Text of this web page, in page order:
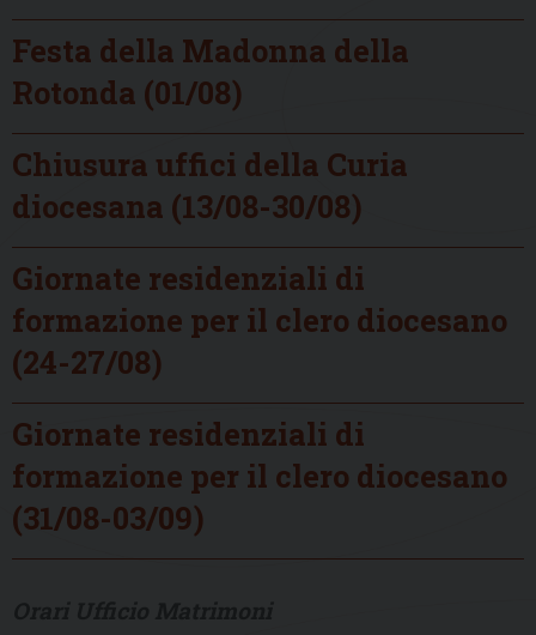
Festa della Madonna della
Rotonda (01/08)
Chiusura uffici della Curia
diocesana (13/08-30/08)
Giornate residenziali di
formazione per il clero diocesano
(24-27/08)
Giornate residenziali di
formazione per il clero diocesano
(31/08-03/09)